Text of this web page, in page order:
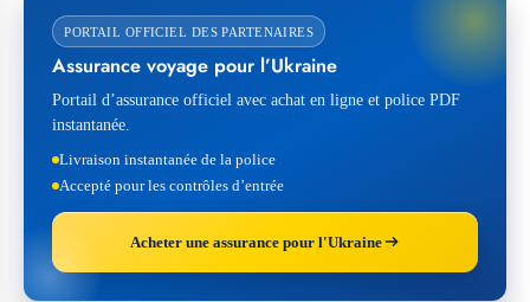
PORTAIL OFFICIEL DES PARTENAIRES
Assurance voyage pour l’Ukraine
Portail d’assurance officiel avec achat en ligne et police PDF
instantanée.
Livraison instantanée de la police
Accepté pour les contrôles d’entrée
Acheter une assurance pour l'Ukraine